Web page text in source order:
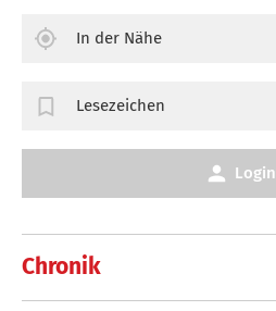
Chronik
In der Nähe
Lesezeichen
Login